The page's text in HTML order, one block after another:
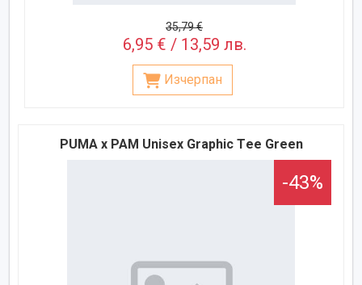
35,79 €
6,95 € / 13,59 лв.
Изчерпан
PUMA x PAM Unisex Graphic Тee Green
-43%